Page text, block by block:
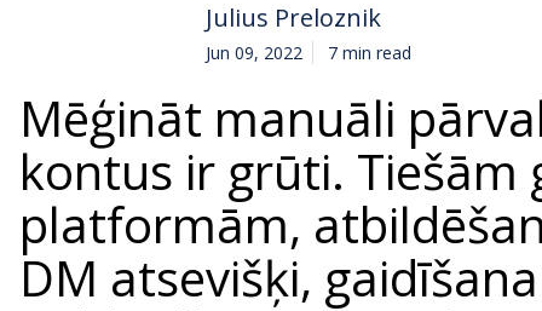
Julius Preloznik
Jun 09, 2022 7 min read
Mēģināt manuāli
kontus ir grūti. Tiešām
platformām,
DM atsevišķi,